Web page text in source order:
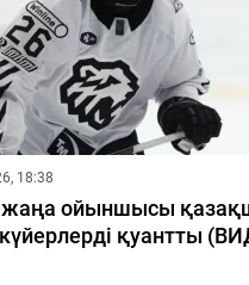
18:38
ойыншысы
қуантты